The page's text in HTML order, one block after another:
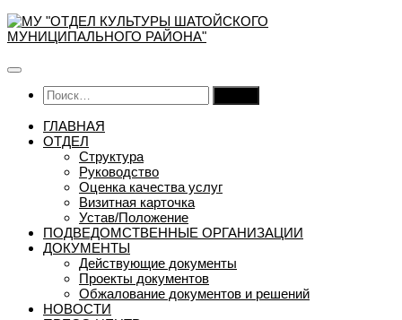
Перейти
к
Найти:
ГЛАВНАЯ
ОТДЕЛ
Структура
Руководство
Оценка качества услуг
Визитная карточка
Устав/Положение
ПОДВЕДОМСТВЕННЫЕ ОРГАНИЗАЦИИ
ДОКУМЕНТЫ
Действующие документы
Проекты документов
Обжалование документов и решений
НОВОСТИ